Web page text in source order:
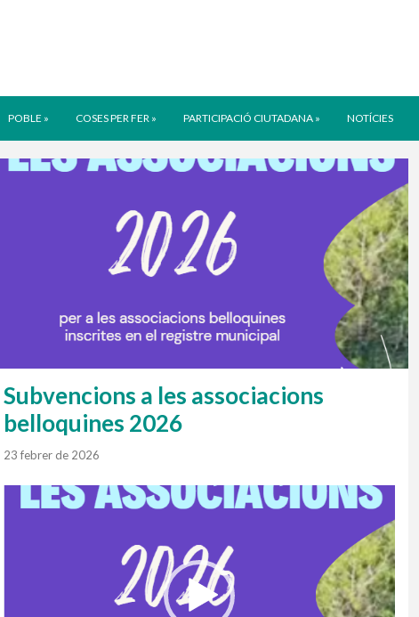
POBLE » COSES PER FER » PARTICIPACIÓ CIUTADANA » NOTÍCIES
Subvencions a les associacions
belloquines 2026
23 febrer de 2026
Reproductor